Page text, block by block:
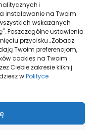
i
instalowanie na Twoim
wskazanych
Poszczególne ustawienia
przycisku „Zobacz
Twoim preferencjom,
cookies na Twoim
Ciebie zakresie kliknij
wPolityce
Góra: który szlak na
wejście